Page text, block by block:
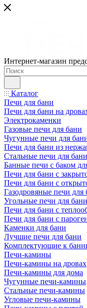
Интернет-магазин
Каталог
Печи для бани
Печи для бани на
Электрокаменки
Газовые печи для бани
Чугунные печи для
Печи для бани из
Стальные печи для бани
Банные печи с баком
Печи для бани с
Печи для бани с
Газодровяные печи для
Угольные печи для бани
Печи для бани с
Печи для бани с
Каменки для бани
Лучшие печи для бани
Комплектующие к
Печи-камины
Печи-камины на дровах
Печи-камины для дома
Чугунные печи-камины
Стальные печи-камины
Угловые печи-камины